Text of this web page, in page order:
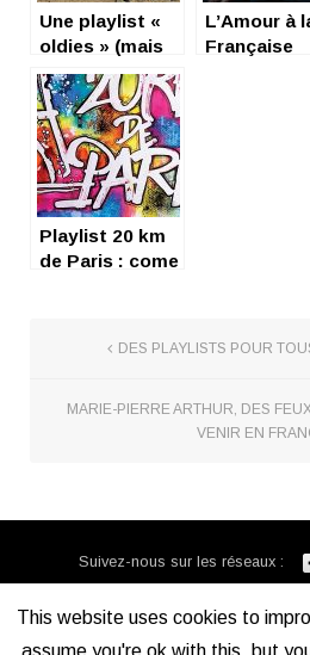
Une playlist «
oldies » (mais
pas que…) pour
un été 2019
chill
L’Amour à
Française
Playlist 20 km
de Paris : come
DES PLAYLISTS POUR
MARIE-PIERRE ARTHUR, DES
VENIR EN
Suivez-nous sur les réseaux :
This website uses cookies to
assume you're ok with this, but